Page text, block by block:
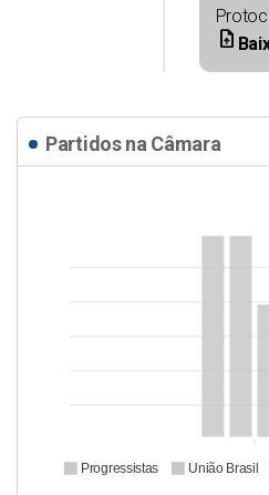
upload_file
Partidos na Câmara
Progressistas União Brasil